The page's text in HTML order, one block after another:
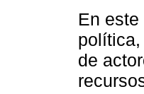
En
de